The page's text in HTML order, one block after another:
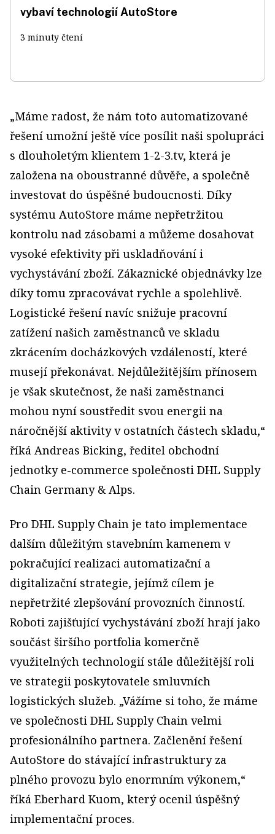
vybaví technologií AutoStore
3 minuty čtení
„Máme radost, že nám toto automatizované
řešení umožní ještě více posílit naši spolupráci
s dlouholetým klientem 1-2-3.tv, která je
založena na oboustranné důvěře, a společně
investovat do úspěšné budoucnosti. Díky
systému AutoStore máme nepřetržitou
kontrolu nad zásobami a můžeme dosahovat
vysoké efektivity při uskladňování i
vychystávání zboží. Zákaznické objednávky lze
díky tomu zpracovávat rychle a spolehlivě.
Logistické řešení navíc snižuje pracovní
zatížení našich zaměstnanců ve skladu
zkrácením docházkových vzdáleností, které
musejí překonávat. Nejdůležitějším přínosem
je však skutečnost, že naši zaměstnanci
mohou nyní soustředit svou energii na
náročnější aktivity v ostatních částech skladu,“
říká Andreas Bicking, ředitel obchodní
jednotky e-commerce společnosti DHL Supply
Chain Germany & Alps.
Pro DHL Supply Chain je tato implementace
dalším důležitým stavebním kamenem v
pokračující realizaci automatizační a
digitalizační strategie, jejímž cílem je
nepřetržité zlepšování provozních činností.
Roboti zajišťující vychystávání zboží hrají jako
součást širšího portfolia komerčně
využitelných technologií stále důležitější roli
ve strategii poskytovatele smluvních
logistických služeb. „Vážíme si toho, že máme
ve společnosti DHL Supply Chain velmi
profesionálního partnera. Začlenění řešení
AutoStore do stávající infrastruktury za
plného provozu bylo enormním výkonem,“
říká Eberhard Kuom, který ocenil úspěšný
implementační proces.